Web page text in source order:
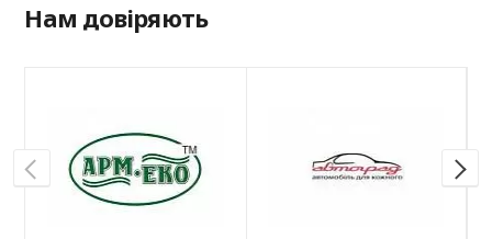
Нам довіряють